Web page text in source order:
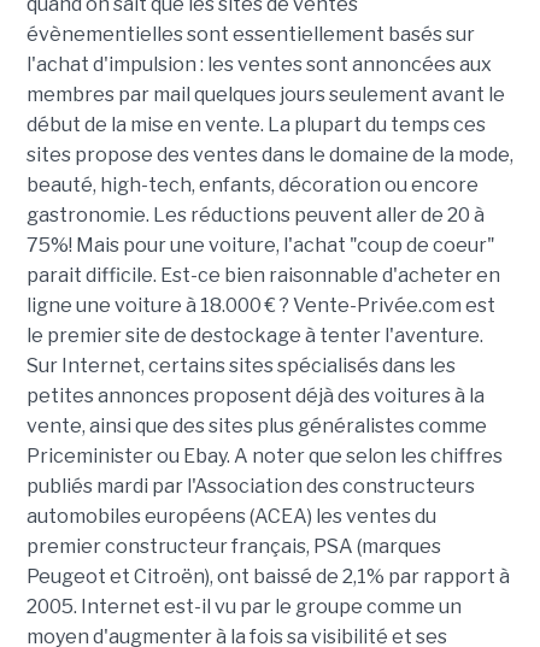
évènementielles sont essentiellement basés sur
l'achat d'impulsion : les ventes sont annoncées aux
membres par mail quelques jours seulement avant le
début de la mise en vente. La plupart du temps ces
sites propose des ventes dans le domaine de la mode,
beauté, high-tech, enfants, décoration ou encore
gastronomie. Les réductions peuvent aller de 20 à
75%! Mais pour une voiture, l'achat "coup de coeur"
parait difficile. Est-ce bien raisonnable d'acheter en
ligne une voiture à 18.000 € ? Vente-Privée.com est
le premier site de destockage à tenter l'aventure.
Sur Internet, certains sites spécialisés dans les
petites annonces proposent déjà des voitures à la
vente, ainsi que des sites plus généralistes comme
Priceminister ou Ebay. A noter que selon les chiffres
publiés mardi par l'Association des constructeurs
automobiles européens (ACEA) les ventes du
premier constructeur français, PSA (marques
Peugeot et Citroën), ont baissé de 2,1% par rapport à
2005. Internet est-il vu par le groupe comme un
moyen d'augmenter à la fois sa visibilité et ses